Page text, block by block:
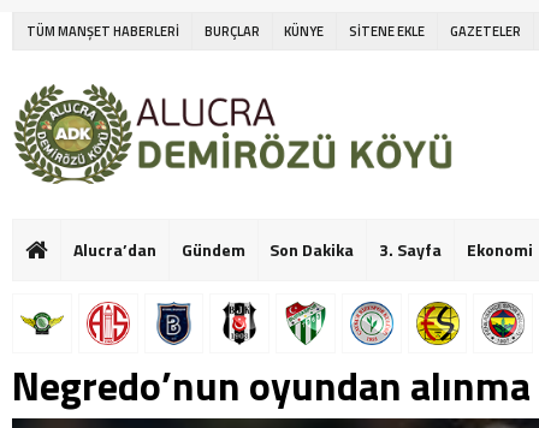
TÜM MANŞET HABERLERİ BURÇLAR KÜNYE SİTENE EKLE GAZETELER
Alucra’dan Gündem Son Dakika 3. Sayfa Ekonomi
Negredo’nun oyundan